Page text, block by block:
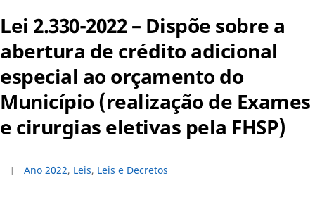
Lei 2.330-2022 – Dispõe sobre a
abertura de crédito adicional
especial ao orçamento do
Município (realização de Exames
e cirurgias eletivas pela FHSP)
Ano 2022, Leis, Leis e Decretos